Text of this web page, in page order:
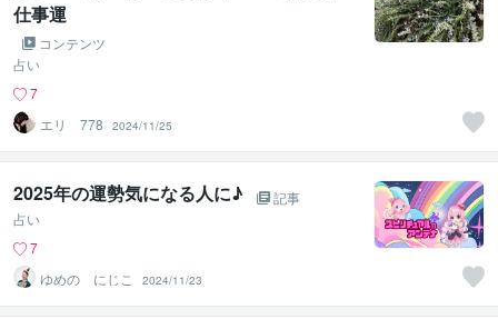
仕事運
コンテンツ
占い
7
エリ 778
2024/11/25
2025年の運勢気になる人に♪
記事
占い
7
ゆめの にじこ
2024/11/23